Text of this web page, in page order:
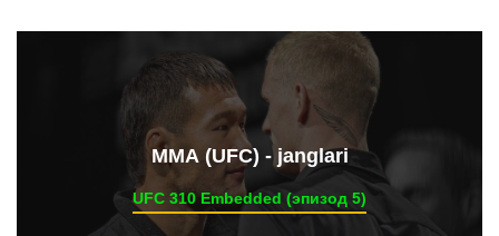
ММА (UFC) - janglari
UFC 310 Embedded (эпизод 5)